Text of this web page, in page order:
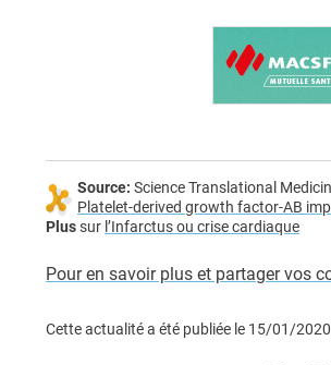
Source: Science Translational
Platelet-derived growth factor-AB
Plussur l’Infarctus ou crise cardiaque
Pour en savoir plus et partager vos
Cette actualité a été publiée le 15/01/2020